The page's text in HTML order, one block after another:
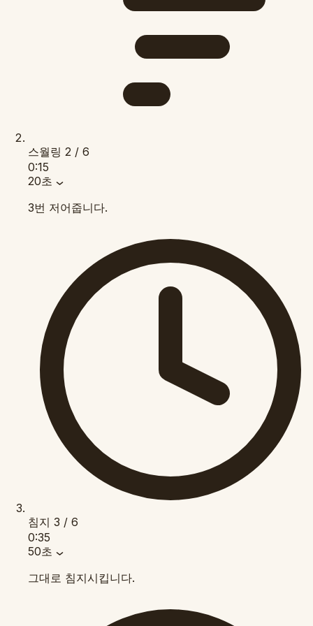
스월링 2 / 6
0:15
20초
3번 저어줍니다.
침지 3 / 6
0:35
50초
그대로 침지시킵니다.